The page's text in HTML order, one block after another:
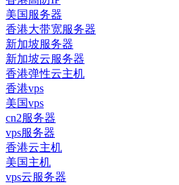
美国服务器
香港大带宽服务器
新加坡服务器
新加坡云服务器
香港弹性云主机
香港vps
美国vps
cn2服务器
vps服务器
香港云主机
美国主机
vps云服务器